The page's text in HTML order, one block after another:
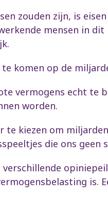
zouden zijn, is
mensen in dit
komen op de
vermogens echt te
worden.
te kiezen om
die ons geen
is.